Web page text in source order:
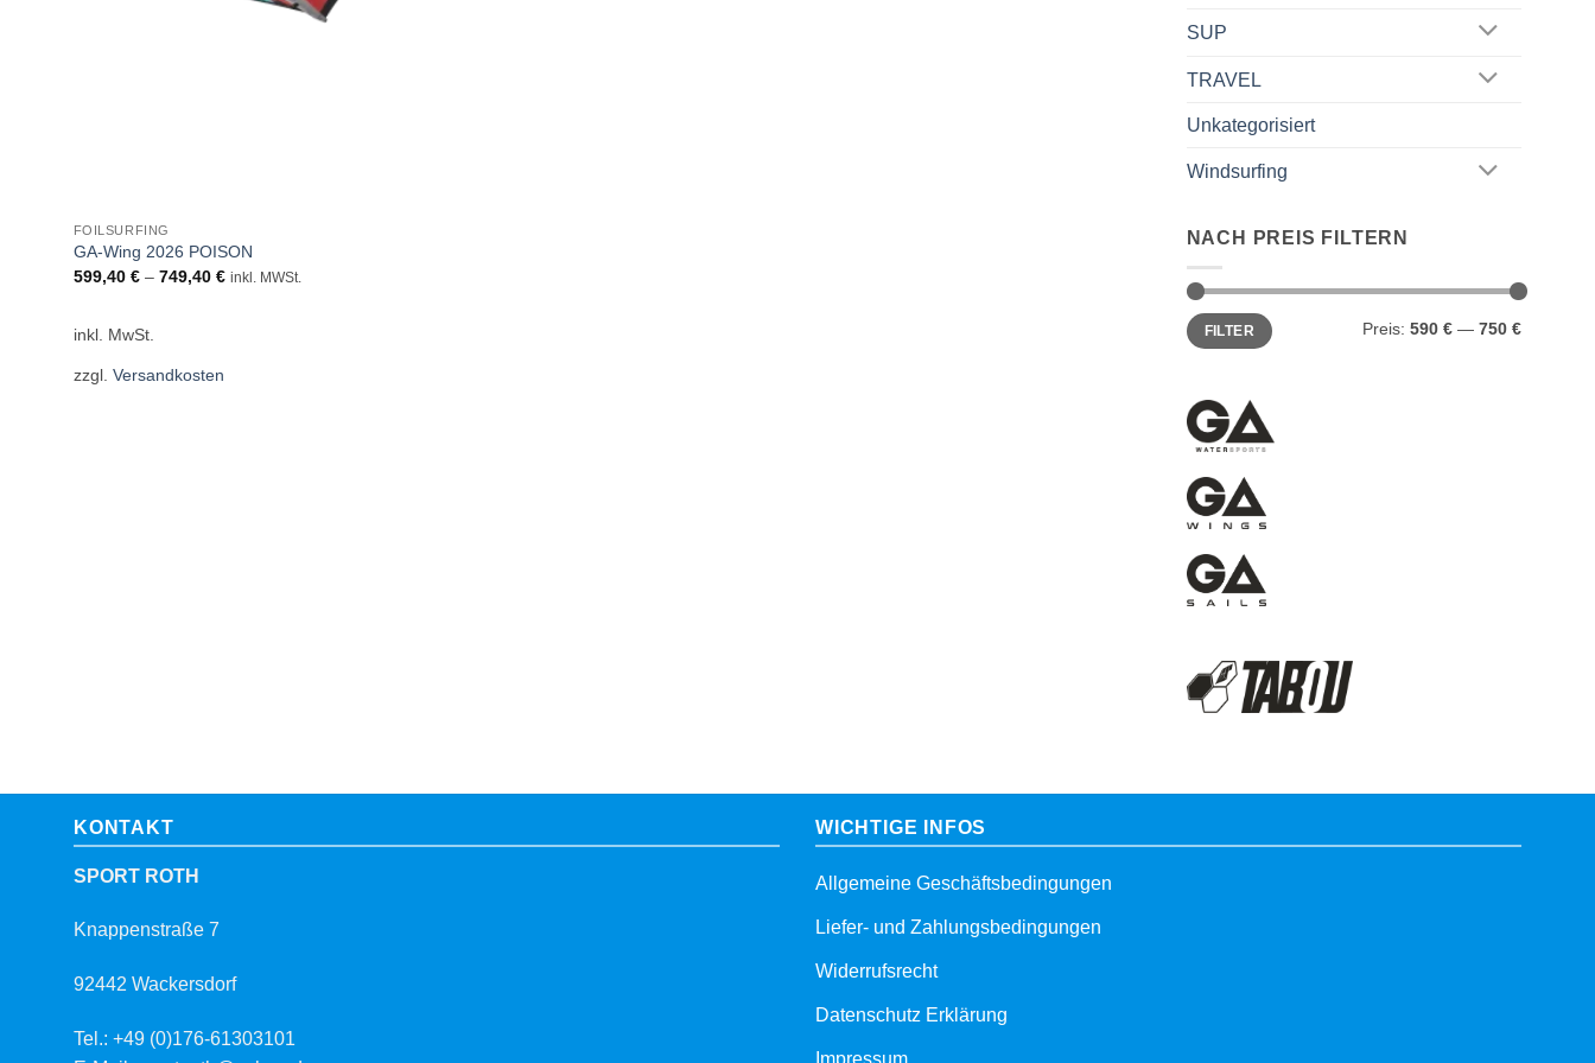
FOILSURFING
GA-Wing 2026 POISON
599,40 €– 749,40 € inkl. MWSt.
inkl. MwSt.
zzgl. Versandkosten
SUP
TRAVEL
Unkategorisiert
Windsurfing
NACH PREIS FILTERN
Min.
Preis
Max.
PreisFILTER Preis: 590 € — 750 €
KONTAKT
SPORT ROTH
Knappenstraße 7
92442 Wackersdorf
Tel.: +49 (0)176-61303101
WICHTIGE INFOS
Allgemeine Geschäftsbedingungen
Liefer- und Zahlungsbedingungen
Widerrufsrecht
Datenschutz Erklärung
Impressum